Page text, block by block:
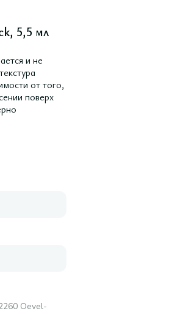
5,5 мл
и не
от того,
поверх
Oevel-